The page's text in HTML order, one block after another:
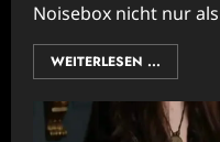
Noisebox nicht nur
WEITERLESEN ...